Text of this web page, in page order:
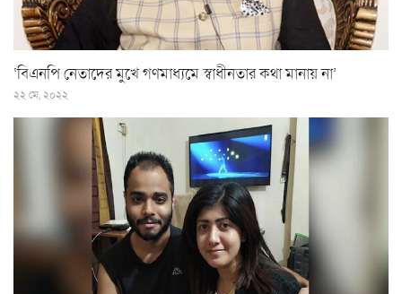
‘‌বিএনপি নেতাদের মুখে গণমাধ্যমে স্বাধীনতার কথা মানায় না’
২২ মে, ২০২২